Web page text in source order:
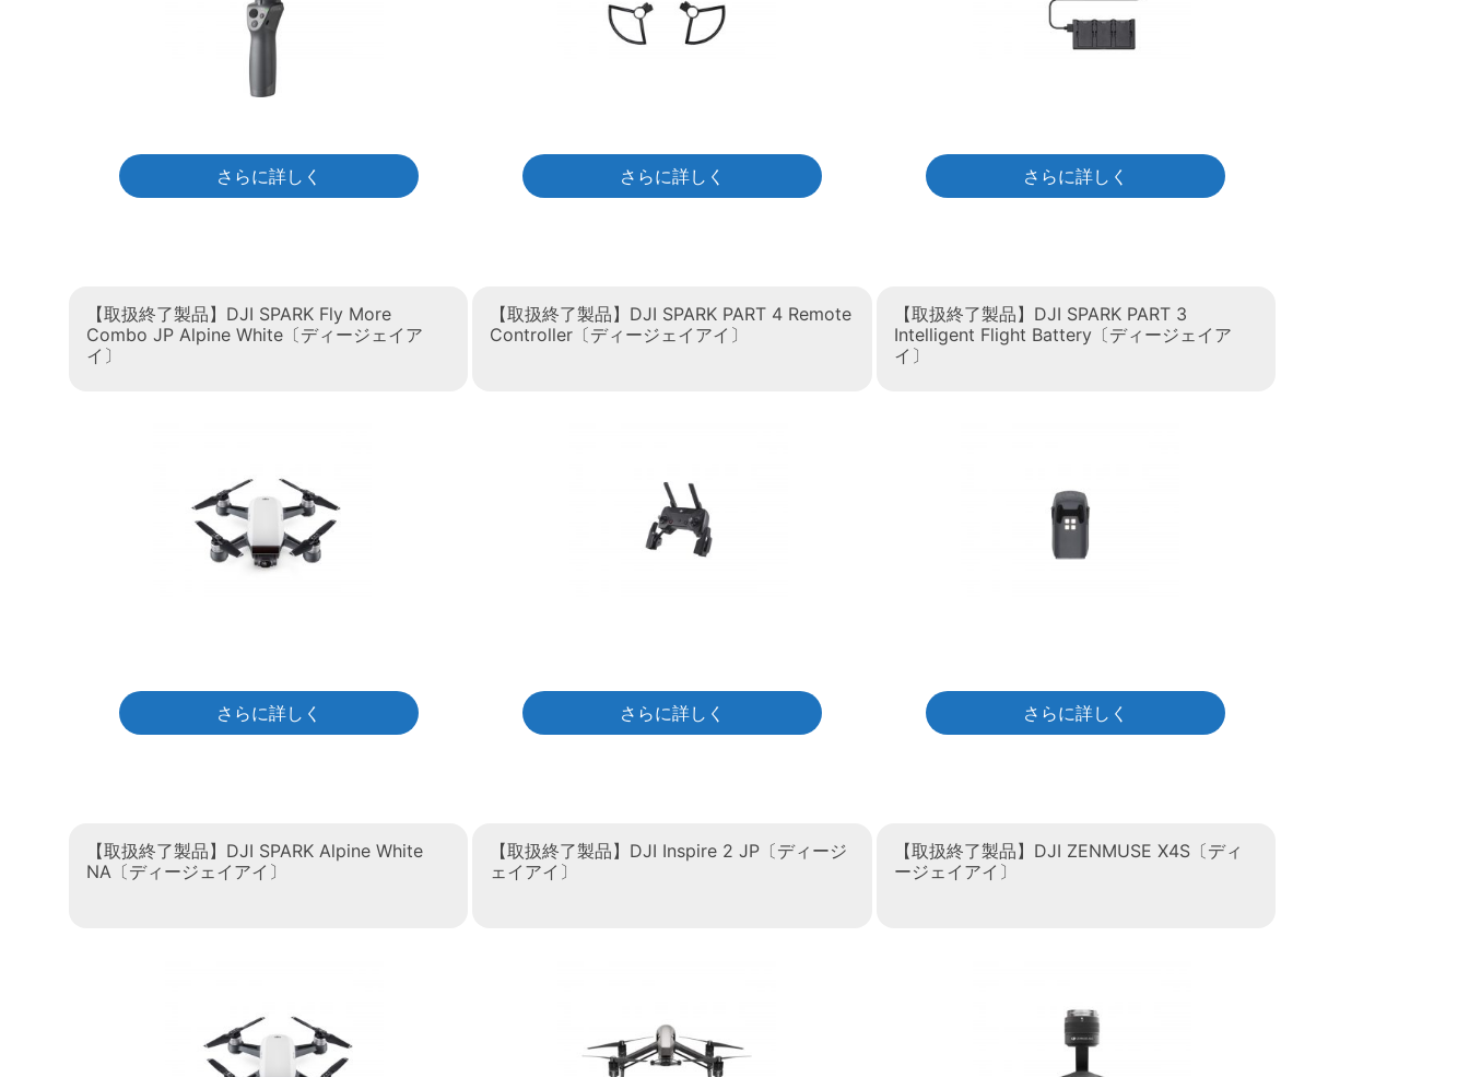
さらに詳しく さらに詳しく さらに詳しく
【取扱終了製品】DJI SPARK Fly More
Combo JP Alpine White〔ディージェイア
イ〕
さらに詳しく
【取扱終了製品】DJI SPARK PART 4 Remote
Controller〔ディージェイアイ〕
さらに詳しく
【取扱終了製品】DJI SPARK PART 3
Intelligent Flight Battery〔ディージェイア
イ〕
さらに詳しく
【取扱終了製品】DJI SPARK Alpine White
NA〔ディージェイアイ〕
【取扱終了製品】DJI Inspire 2 JP〔ディージ
ェイアイ〕
【取扱終了製品】DJI ZENMUSE X4S〔ディ
ージェイアイ〕